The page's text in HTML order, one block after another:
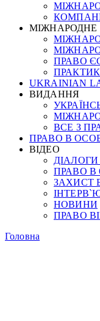
МІЖНАРОДНЕ
ПРАВО
UKRAINIAN
ВИДАННЯ
ВСЕ З
ПРАВО В
ВІДЕО
ПРАВО В
ЗАХИСТ
НОВИНИ
ПРАВО
Головна